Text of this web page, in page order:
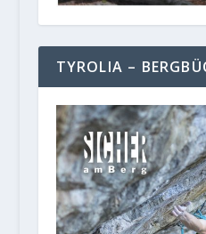
TYROLIA –